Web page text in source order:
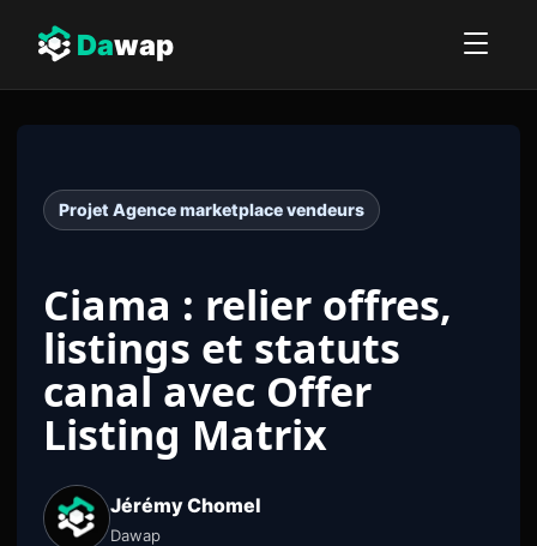
Dawap
Projet Agence marketplace vendeurs
Ciama : relier offres,
listings et statuts
canal avec Offer
Listing Matrix
Jérémy Chomel
Dawap